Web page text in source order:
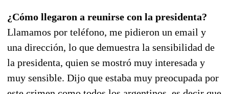
¿Cómo llegaron a reunirse con la presidenta?
Llamamos por teléfono, me pidieron un email y
una dirección, lo que demuestra la sensibilidad de
la presidenta, quien se mostró muy interesada y
muy sensible. Dijo que estaba muy preocupada por